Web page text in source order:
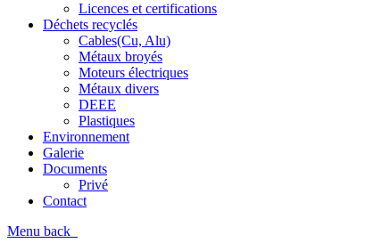
Licences et certifications
Déchets recyclés
Cables(Cu, Alu)
Métaux broyés
Moteurs électriques
Métaux divers
DEEE
Plastiques
Environnement
Galerie
Documents
Privé
Contact
Menu back